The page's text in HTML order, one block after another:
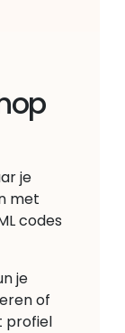
je
met
codes
je
of
profiel